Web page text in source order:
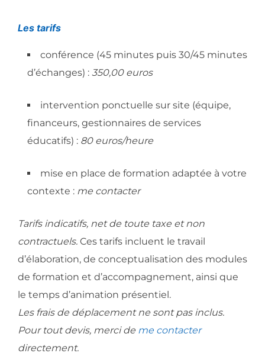
Les tarifs
conférence (45 minutes puis 30/45 minutes
d’échanges) : 350,00 euros
intervention ponctuelle sur site (équipe,
financeurs, gestionnaires de services
éducatifs) : 80 euros/heure
mise en place de formation adaptée à votre
contexte : me contacter
Tarifs indicatifs, net de toute taxe et non
contractuels. Ces tarifs incluent le travail
d’élaboration, de conceptualisation des modules
de formation et d’accompagnement, ainsi que
le temps d’animation présentiel.
Les frais de déplacement ne sont pas inclus.
Pour tout devis, merci de me contacter
directement.